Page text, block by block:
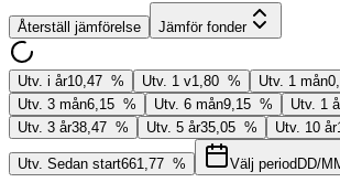
Återställ jämförelse Jämför fonder
Utv. i år10,47 % Utv. 1 v1,80 % Utv. 1 mån
Utv. 3 mån6,15 % Utv. 6 mån9,15 % Utv. 1
Utv. 3 år38,47 % Utv. 5 år35,05 % Utv. 10 år
Utv. Sedan start661,77 % Välj period DD/